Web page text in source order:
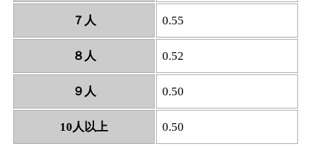
７人 0.55
８人 0.52
９人 0.50
10人以上 0.50